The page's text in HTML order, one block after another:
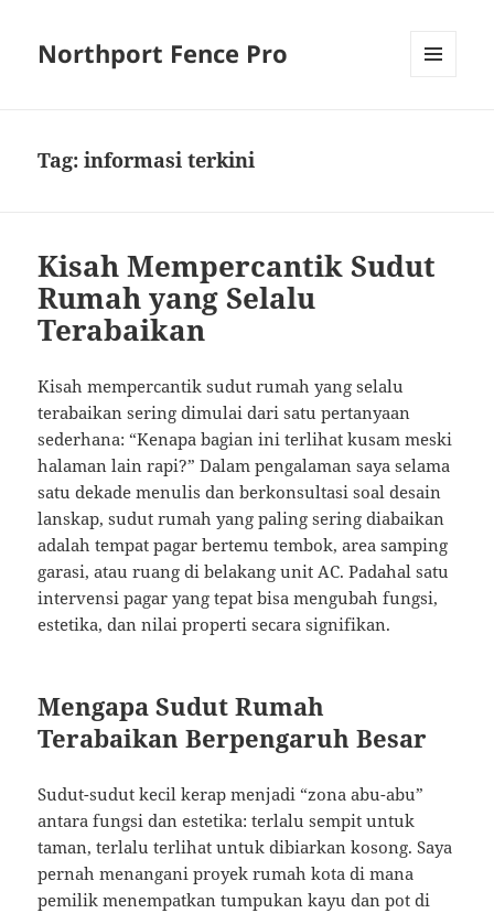
Northport Fence Pro
Tag:informasi terkini
Kisah Mempercantik Sudut
Rumah yang Selalu
Terabaikan
Kisah mempercantik sudut rumah yang selalu
terabaikan sering dimulai dari satu pertanyaan
sederhana: “Kenapa bagian ini terlihat kusam meski
halaman lain rapi?” Dalam pengalaman saya selama
satu dekade menulis dan berkonsultasi soal desain
lanskap, sudut rumah yang paling sering diabaikan
adalah tempat pagar bertemu tembok, area samping
garasi, atau ruang di belakang unit AC. Padahal satu
intervensi pagar yang tepat bisa mengubah fungsi,
estetika, dan nilai properti secara signifikan.
Mengapa Sudut Rumah
Terabaikan Berpengaruh Besar
Sudut-sudut kecil kerap menjadi “zona abu-abu”
antara fungsi dan estetika: terlalu sempit untuk
taman, terlalu terlihat untuk dibiarkan kosong. Saya
pernah menangani proyek rumah kota di mana
pemilik menempatkan tumpukan kayu dan pot di